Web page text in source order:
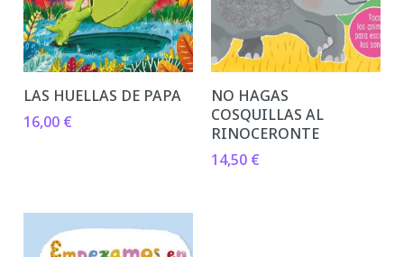
LAS HUELLAS DE PAPA
16,00 €
NO HAGAS
COSQUILLAS AL
RINOCERONTE
14,50 €